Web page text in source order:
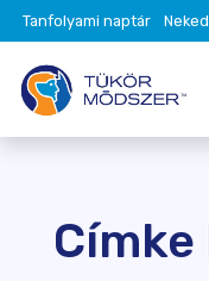
Tanfolyami naptár
Címke